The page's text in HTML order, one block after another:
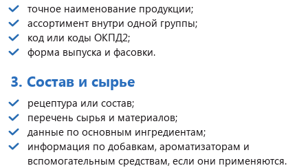
точное наименование продукции;
ассортимент внутри одной группы;
код или коды ОКПД2;
форма выпуска и фасовки.
3. Состав и сырье
рецептура или состав;
перечень сырья и материалов;
данные по основным ингредиентам;
информация по добавкам, ароматизаторам и
вспомогательным средствам, если они применяются.